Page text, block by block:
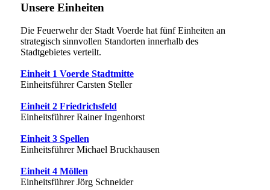
Unsere Einheiten
Die Feuerwehr der Stadt Voerde hat fünf Einheiten an
strategisch sinnvollen Standorten innerhalb des
Stadtgebietes verteilt.
Einheit 1 Voerde Stadtmitte
Einheitsführer Carsten Steller
Einheit 2 Friedrichsfeld
Einheitsführer Rainer Ingenhorst
Einheit 3 Spellen
Einheitsführer Michael Bruckhausen
Einheit 4 Möllen
Einheitsführer Jörg Schneider